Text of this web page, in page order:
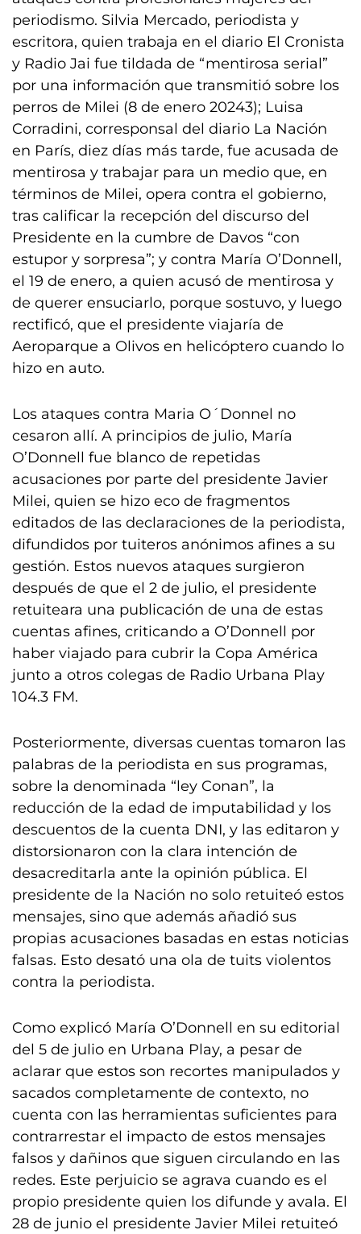
periodismo. Silvia Mercado, periodista y
escritora, quien trabaja en el diario El Cronista
y Radio Jai fue tildada de “mentirosa serial”
por una información que transmitió sobre los
perros de Milei (8 de enero 20243); Luisa
Corradini, corresponsal del diario La Nación
en París, diez días más tarde, fue acusada de
mentirosa y trabajar para un medio que, en
términos de Milei, opera contra el gobierno,
tras calificar la recepción del discurso del
Presidente en la cumbre de Davos “con
estupor y sorpresa”; y contra María O’Donnell,
el 19 de enero, a quien acusó de mentirosa y
de querer ensuciarlo, porque sostuvo, y luego
rectificó, que el presidente viajaría de
Aeroparque a Olivos en helicóptero cuando lo
hizo en auto.
Los ataques contra Maria O´Donnel no
cesaron allí. A principios de julio, María
O’Donnell fue blanco de repetidas
acusaciones por parte del presidente Javier
Milei, quien se hizo eco de fragmentos
editados de las declaraciones de la periodista,
difundidos por tuiteros anónimos afines a su
gestión. Estos nuevos ataques surgieron
después de que el 2 de julio, el presidente
retuiteara una publicación de una de estas
cuentas afines, criticando a O’Donnell por
haber viajado para cubrir la Copa América
junto a otros colegas de Radio Urbana Play
104.3 FM.
Posteriormente, diversas cuentas tomaron las
palabras de la periodista en sus programas,
sobre la denominada “ley Conan”, la
reducción de la edad de imputabilidad y los
descuentos de la cuenta DNI, y las editaron y
distorsionaron con la clara intención de
desacreditarla ante la opinión pública. El
presidente de la Nación no solo retuiteó estos
mensajes, sino que además añadió sus
propias acusaciones basadas en estas noticias
falsas. Esto desató una ola de tuits violentos
contra la periodista.
Como explicó María O’Donnell en su editorial
del 5 de julio en Urbana Play, a pesar de
aclarar que estos son recortes manipulados y
sacados completamente de contexto, no
cuenta con las herramientas suficientes para
contrarrestar el impacto de estos mensajes
falsos y dañinos que siguen circulando en las
redes. Este perjuicio se agrava cuando es el
propio presidente quien los difunde y avala. El
28 de junio el presidente Javier Milei retuiteó